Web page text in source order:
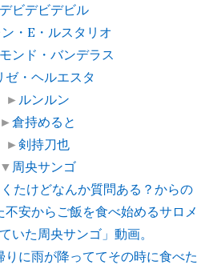
デビデビデビル
・E・ルスタリオ
ンド・バンデラス
ゼ・ヘルエスタ
► ルンルン
►倉持めると
►剣持刀也
▼ 周央サンゴ
たけどなんか質問ある？からの
不安からご飯を食べ始めるサロメ
いた周央サンゴ」動画。
りに雨が降っててその時に食べた